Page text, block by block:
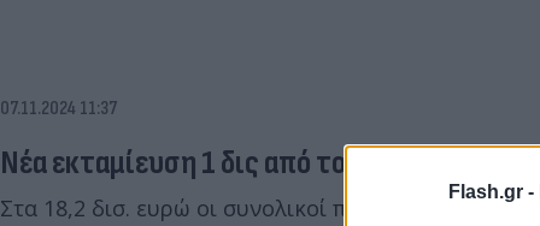
Flash.gr -
07.11.2024 11:37
Νέα εκταμίευση 1 δις από το Ταμείο
Στα 18,2 δισ. ευρώ οι συνολικοί πόροι που έχει